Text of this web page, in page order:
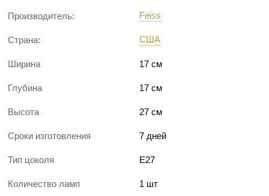
Производитель: Feiss
Страна: США
Ширина 17 см
Глубина 17 см
Высота 27 см
Сроки изготовления 7 дней
Тип цоколя E27
Количество ламп 1 шт